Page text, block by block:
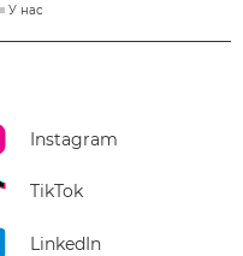
У нас
Instagram
TikTok
LinkedIn